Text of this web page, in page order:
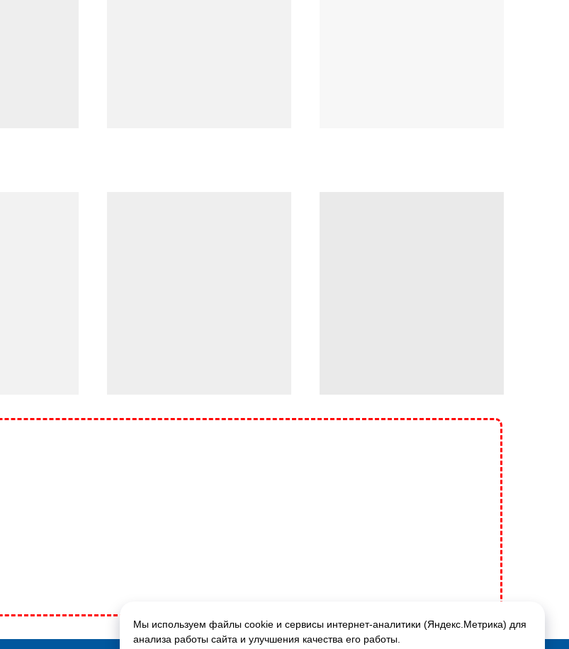
Мы используем файлы cookie и сервисы интернет-аналитики (Яндекс.Метрика) для
анализа работы сайта и улучшения качества его работы.
ГЛАВНАЯ СТРАНИЦА